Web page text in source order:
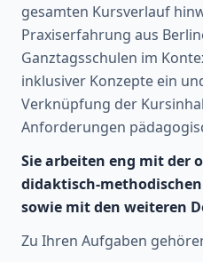
gesamten Kursverlauf
Praxiserfahrung aus
Ganztagsschulen im
inklusiver Konzepte ein
Verknüpfung der
Anforderungen
Sie arbeiten eng mit der
didaktisch-
sowie mit den weiteren
Zu Ihren Aufgaben